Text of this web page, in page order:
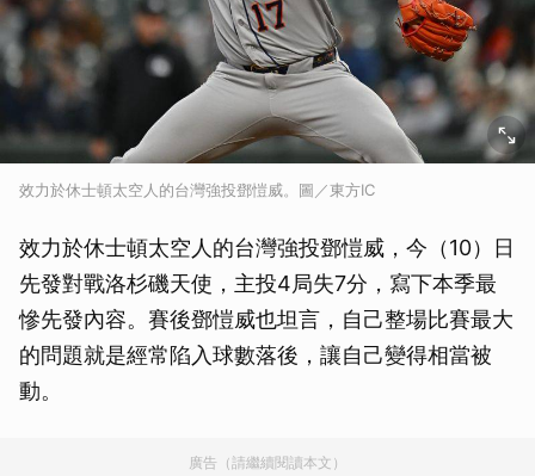
效力於休士頓太空人的台灣強投鄧愷威。圖／東方IC
效力於休士頓太空人的台灣強投鄧愷威，今（10）日
先發對戰洛杉磯天使，主投4局失7分，寫下本季最
慘先發內容。賽後鄧愷威也坦言，自己整場比賽最大
的問題就是經常陷入球數落後，讓自己變得相當被
動。
廣告（請繼續閱讀本文）